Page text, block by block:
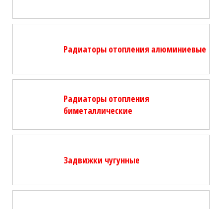
Радиаторы отопления алюминиевые
Радиаторы отопления
биметаллические
Задвижки чугунные